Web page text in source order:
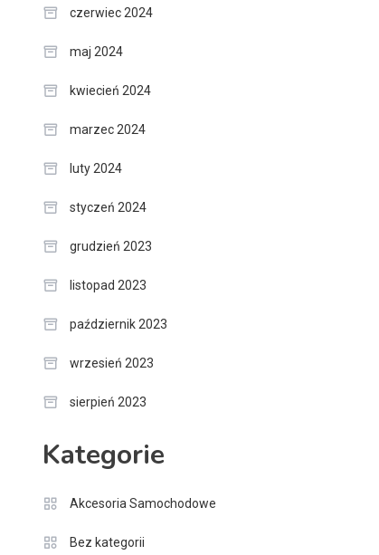
czerwiec 2024
maj 2024
kwiecień 2024
marzec 2024
luty 2024
styczeń 2024
grudzień 2023
listopad 2023
październik 2023
wrzesień 2023
sierpień 2023
Kategorie
Akcesoria Samochodowe
Bez kategorii